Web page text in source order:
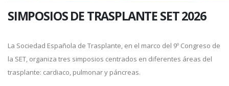
SIMPOSIOS DE TRASPLANTE SET 2026
La Sociedad Española de Trasplante, en el marco del 9º Congreso de
la SET, organiza tres simposios centrados en diferentes áreas del
trasplante: cardiaco, pulmonar y páncreas.